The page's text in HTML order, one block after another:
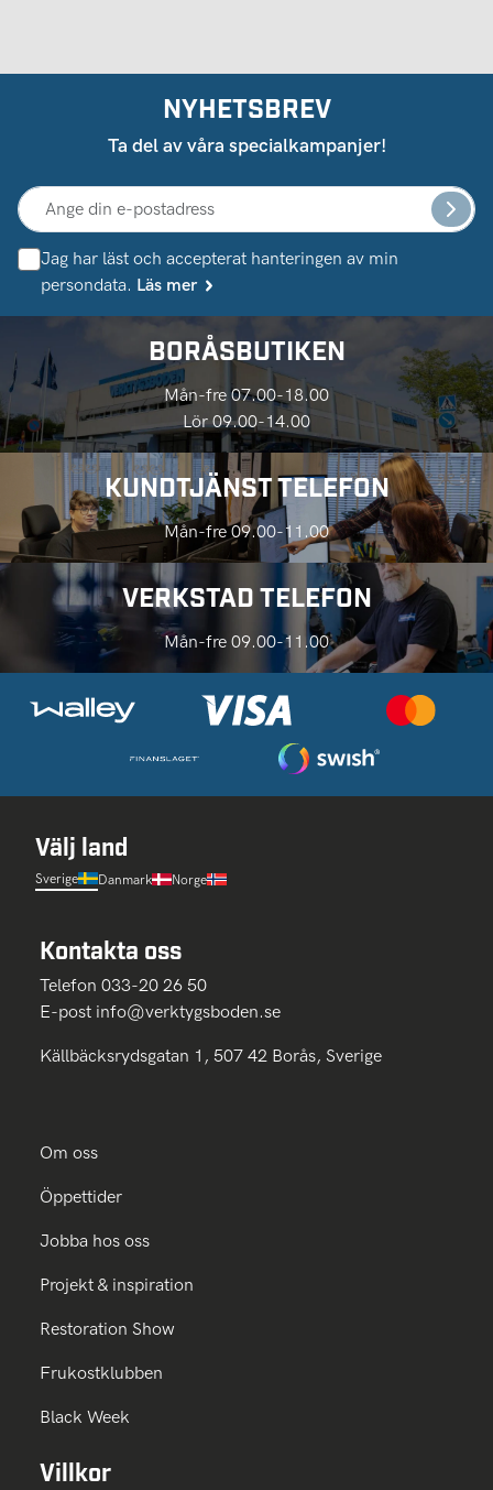
NYHETSBREV
Ta del av våra specialkampanjer!
Jag har läst och accepterat hanteringen av min
persondata. Läs mer
BORÅSBUTIKEN
Mån-fre 07.00-18.00
Lör 09.00-14.00
KUNDTJÄNST TELEFON
Mån-fre 09.00-11.00
VERKSTAD TELEFON
Mån-fre 09.00-11.00
Välj land
Sverige Danmark Norge
Kontakta oss
Telefon 033-20 26 50
E-post info@verktygsboden.se
Källbäcksrydsgatan 1, 507 42 Borås, Sverige
Om oss
Öppettider
Jobba hos oss
Projekt & inspiration
Restoration Show
Frukostklubben
Black Week
Villkor